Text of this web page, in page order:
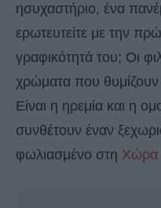
ησυχαστήριο, ένα
ερωτευτείτε με την
γραφικότητά του; Οι
χρώματα που θυμίζουν
Είναι η ηρεμία και η
συνθέτουν έναν
φωλιασμένο στη Χώρα